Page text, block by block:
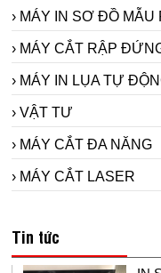
› MÁY IN SƠ ĐỒ MẪU
› MÁY CẮT RẬP
› MÁY IN LỤA TỰ
› VẬT TƯ
› MÁY CẮT ĐA NĂNG
› MÁY CẮT LASER
Tin tức
IN